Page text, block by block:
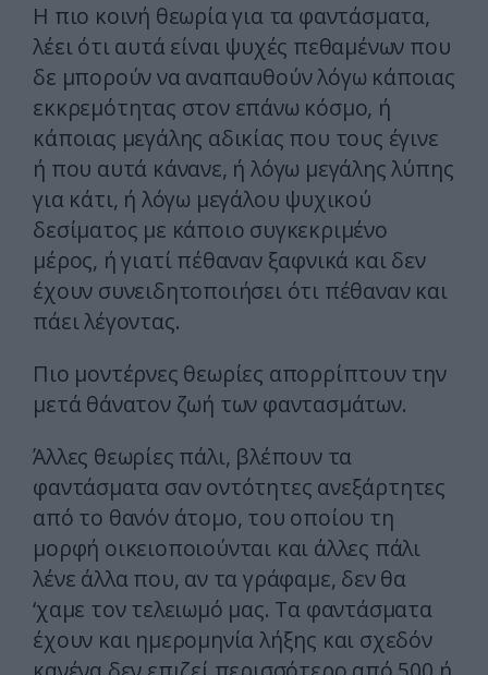
Η πιο κοινή θεωρία για τα φαντάσματα,
λέει ότι αυτά είναι ψυχές πεθαμένων που
δε μπορούν να αναπαυθούν λόγω κάποιας
εκκρεμότητας στον επάνω κόσμο, ή
κάποιας μεγάλης αδικίας που τους έγινε
ή που αυτά κάνανε, ή λόγω μεγάλης λύπης
για κάτι, ή λόγω μεγάλου ψυχικού
δεσίματος με κάποιο συγκεκριμένο
μέρος, ή γιατί πέθαναν ξαφνικά και δεν
έχουν συνειδητοποιήσει ότι πέθαναν και
πάει λέγοντας.
Πιο μοντέρνες θεωρίες απορρίπτουν την
μετά θάνατον ζωή των φαντασμάτων.
Άλλες θεωρίες πάλι, βλέπουν τα
φαντάσματα σαν οντότητες ανεξάρτητες
από το θανόν άτομο, του οποίου τη
μορφή οικειοποιούνται και άλλες πάλι
λένε άλλα που, αν τα γράφαμε, δεν θα
‘χαμε τον τελειωμό μας. Τα φαντάσματα
έχουν και ημερομηνία λήξης και σχεδόν